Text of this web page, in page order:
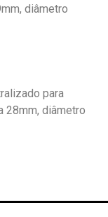
diâmetro
para
28mm, diâmetro